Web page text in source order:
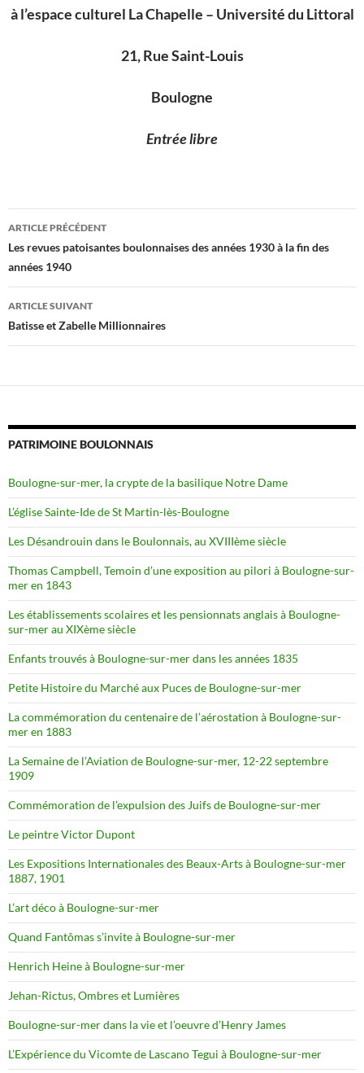
à l’espace culturel La Chapelle – Université du Littoral
21, Rue Saint-Louis
Boulogne
Entrée libre
Navigation
des
articles
ARTICLE PRÉCÉDENT
Les revues patoisantes boulonnaises des années 1930 à la fin des
années 1940
ARTICLE SUIVANT
Batisse et Zabelle Millionnaires
PATRIMOINE BOULONNAIS
Boulogne-sur-mer, la crypte de la basilique Notre Dame
L’église Sainte-Ide de St Martin-lès-Boulogne
Les Désandrouin dans le Boulonnais, au XVIIIème siècle
Thomas Campbell, Temoin d’une exposition au pilori à Boulogne-sur-
mer en 1843
Les établissements scolaires et les pensionnats anglais à Boulogne-
sur-mer au XIXème siècle
Enfants trouvés à Boulogne-sur-mer dans les années 1835
Petite Histoire du Marché aux Puces de Boulogne-sur-mer
La commémoration du centenaire de l’aérostation à Boulogne-sur-
mer en 1883
La Semaine de l’Aviation de Boulogne-sur-mer, 12-22 septembre
1909
Commémoration de l’expulsion des Juifs de Boulogne-sur-mer
Le peintre Victor Dupont
Les Expositions Internationales des Beaux-Arts à Boulogne-sur-mer
1887, 1901
L’art déco à Boulogne-sur-mer
Quand Fantômas s’invite à Boulogne-sur-mer
Henrich Heine à Boulogne-sur-mer
Jehan-Rictus, Ombres et Lumières
Boulogne-sur-mer dans la vie et l’oeuvre d’Henry James
L’Expérience du Vicomte de Lascano Tegui à Boulogne-sur-mer